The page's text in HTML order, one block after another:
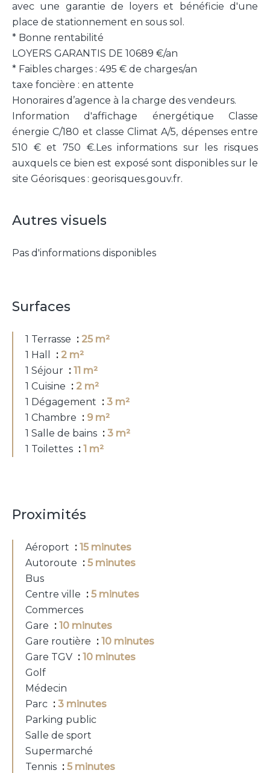
avec une garantie de loyers et bénéficie d'une
place de stationnement en sous sol.
* Bonne rentabilité
LOYERS GARANTIS DE 10689 €/an
* Faibles charges : 495 € de charges/an
taxe foncière : en attente
Honoraires d’agence à la charge des vendeurs.
Information d'affichage énergétique Classe
énergie C/180 et classe Climat A/5, dépenses entre
510 € et 750 €.Les informations sur les risques
auxquels ce bien est exposé sont disponibles sur le
site Géorisques : georisques.gouv.fr.
Autres visuels
Pas d'informations disponibles
Surfaces
1 Terrasse
25 m²
1 Hall
2 m²
1 Séjour
11 m²
1 Cuisine
2 m²
1 Dégagement
3 m²
1 Chambre
9 m²
1 Salle de bains
3 m²
1 Toilettes
1 m²
Proximités
Aéroport
15 minutes
Autoroute
5 minutes
Bus
Centre ville
5 minutes
Commerces
Gare
10 minutes
Gare routière
10 minutes
Gare TGV
10 minutes
Golf
Médecin
Parc
3 minutes
Parking public
Salle de sport
Supermarché
Tennis
5 minutes